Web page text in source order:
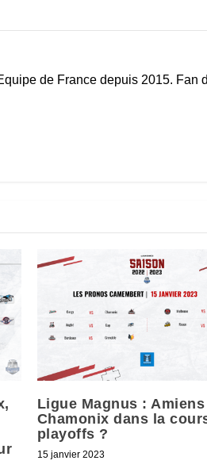
de France depuis 2015. Fan
Ligue Magnus :
Chamonix dans la
playoffs ?
15 janvier 2023